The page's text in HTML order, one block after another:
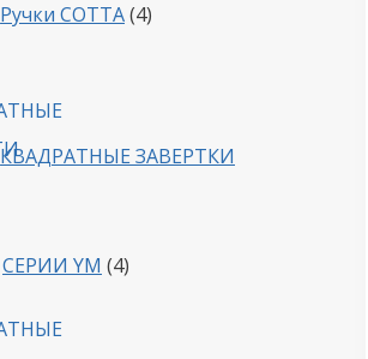
Ручки COTTA 4товара
КВАДРАТНЫЕ ЗАВЕРТКИ
СЕРИИ YM 44